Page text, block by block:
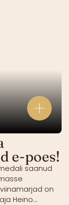
e-poes!
saanud
on
Heino...